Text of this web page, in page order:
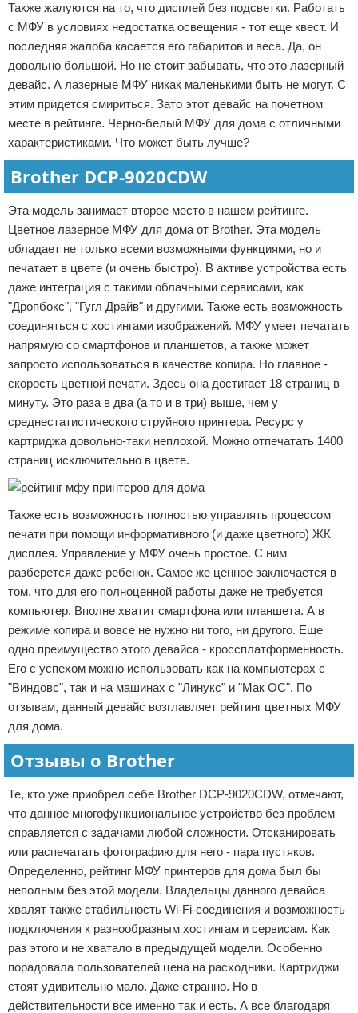
Также жалуются на то, что дисплей без подсветки. Работать
с МФУ в условиях недостатка освещения - тот еще квест. И
последняя жалоба касается его габаритов и веса. Да, он
довольно большой. Но не стоит забывать, что это лазерный
девайс. А лазерные МФУ никак маленькими быть не могут. С
этим придется смириться. Зато этот девайс на почетном
месте в рейтинге. Черно-белый МФУ для дома с отличными
характеристиками. Что может быть лучше?
Brother DCP-9020CDW
Эта модель занимает второе место в нашем рейтинге.
Цветное лазерное МФУ для дома от Brother. Эта модель
обладает не только всеми возможными функциями, но и
печатает в цвете (и очень быстро). В активе устройства есть
даже интеграция с такими облачными сервисами, как
"Дропбокс", "Гугл Драйв" и другими. Также есть возможность
соединяться с хостингами изображений. МФУ умеет печатать
напрямую со смартфонов и планшетов, а также может
запросто использоваться в качестве копира. Но главное -
скорость цветной печати. Здесь она достигает 18 страниц в
минуту. Это раза в два (а то и в три) выше, чем у
среднестатистического струйного принтера. Ресурс у
картриджа довольно-таки неплохой. Можно отпечатать 1400
страниц исключительно в цвете.
Также есть возможность полностью управлять процессом
печати при помощи информативного (и даже цветного) ЖК
дисплея. Управление у МФУ очень простое. С ним
разберется даже ребенок. Самое же ценное заключается в
том, что для его полноценной работы даже не требуется
компьютер. Вполне хватит смартфона или планшета. А в
режиме копира и вовсе не нужно ни того, ни другого. Еще
одно преимущество этого девайса - кроссплатформенность.
Его с успехом можно использовать как на компьютерах с
"Виндовс", так и на машинах с "Линукс" и "Мак ОС". По
отзывам, данный девайс возглавляет рейтинг цветных МФУ
для дома.
Отзывы о Brother
Те, кто уже приобрел себе Brother DCP-9020CDW, отмечают,
что данное многофункциональное устройство без проблем
справляется с задачами любой сложности. Отсканировать
или распечатать фотографию для него - пара пустяков.
Определенно, рейтинг МФУ принтеров для дома был бы
неполным без этой модели. Владельцы данного девайса
хвалят также стабильность Wi-Fi-соединения и возможность
подключения к разнообразным хостингам и сервисам. Как
раз этого и не хватало в предыдущей модели. Особенно
порадовала пользователей цена на расходники. Картриджи
стоят удивительно мало. Даже странно. Но в
действительности все именно так и есть. А все благодаря